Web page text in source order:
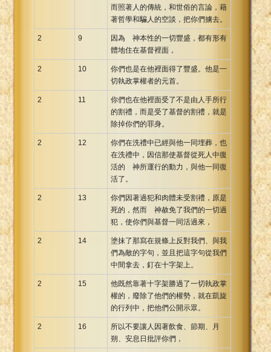
而照著人的傳統，和世俗的言論，藉
著哲學和騙人的空談，把你們擄去。
2 9
因為 神本性的一切豐盛，都有形有
體地住在基督裡面，
2 10
你們也是在他裡面得了豐盛。他是一
切執政掌權者的元首。
2 11
你們也在他裡面受了不是由人手所行
的割禮，而是受了基督的割禮，就是
除掉你們的罪身。
2 12
你們在洗禮中已經與他一同埋葬，也
在洗禮中，因信那使基督從死人中復
活的 神所運行的動力，與他一同復
活了。
2 13
你們因著過犯和肉體未受割禮，原是
死的，然而 神赦免了我們的一切過
犯，使你們與基督一同活過來，
2 14
塗抹了那寫在規條上反對我們、與我
們為敵的字句，並且把這字句從我們
中間拿去，釘在十字架上。
2 15
他既然靠著十字架勝過了一切執政掌
權的，廢除了他們的權勢，就在凱旋
的行列中，把他們公開示眾。
2 16
所以不要讓人因著飲食、節期、月
朔、安息日批評你們，